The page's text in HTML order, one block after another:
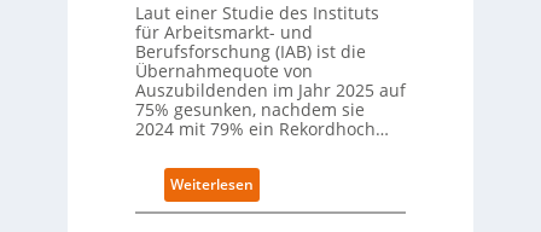
a
t
z
1
a
f
t
z
e
i
t
s
i
Laut einer Studie des Instituts
für Arbeitsmarkt- und
Berufsforschung (IAB) ist die
Übernahmequote von
Auszubildenden im Jahr 2025 auf
75% gesunken, nachdem sie
2024 mit 79% ein Rekordhoch…
Weiterlesen:
Ü